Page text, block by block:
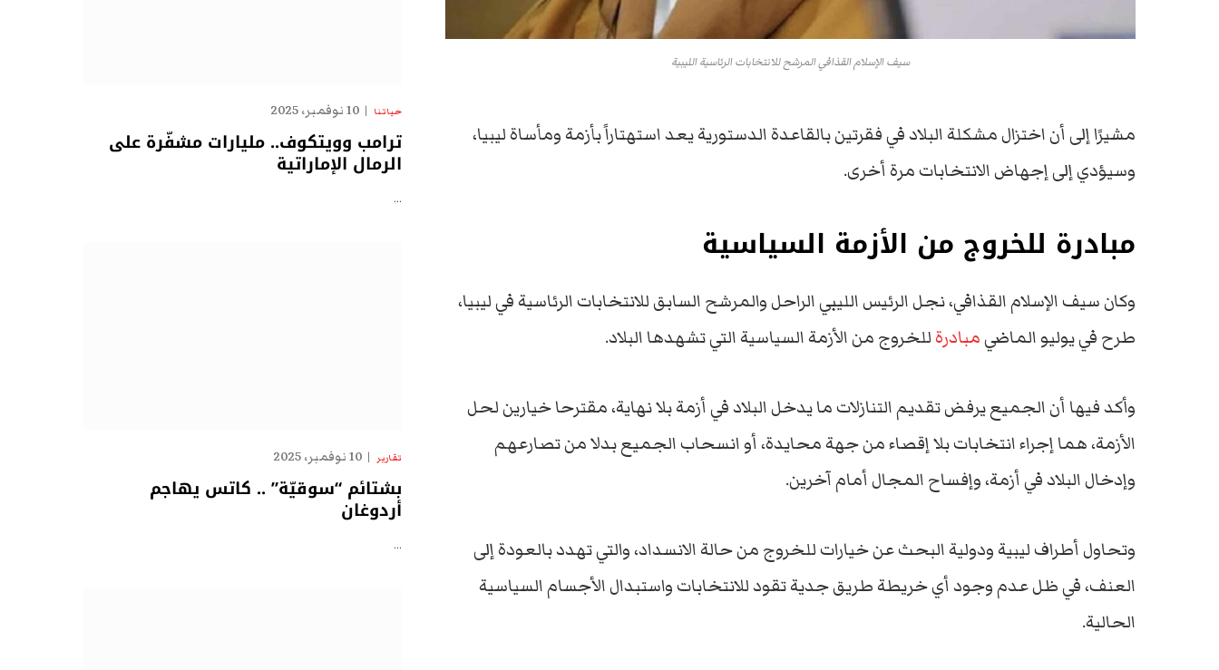
سيف الإسلام القذافي المرشح للانتخابات الرئاسية الليبية
مشيرًا إلى أن اختزال مشكلة البلاد في فقرتين بالقاعدة الدستورية يعد استهتاراً بأزمة ومأساة ليبيا،
وسيؤدي إلى إجهاض الانتخابات مرة أخرى.
مبادرة للخروج من الأزمة السياسية
وكان سيف الإسلام القذافي، نجل الرئيس الليبي الراحل والمرشح السابق للانتخابات الرئاسية في ليبيا،
طرح في يوليو الماضيمبادرةللخروج من الأزمة السياسية التي تشهدها البلاد.
وأكد فيها أن الجميع يرفض تقديم التنازلات ما يدخل البلاد في أزمة بلا نهاية، مقترحا خيارين لحل
الأزمة، هما إجراء انتخابات بلا إقصاء من جهة محايدة، أو انسحاب الجميع بدلا من تصارعهم
وإدخال البلاد في أزمة، وإفساح المجال أمام آخرين.
وتحاول أطراف ليبية ودولية البحث عن خيارات للخروج من حالة الانسداد، والتي تهدد بالعودة إلى
العنف، في ظل عدم وجود أي خريطة طريق جدية تقود للانتخابات واستبدال الأجسام السياسية
الحالية.
حياتنا 10 نوفمبر، 2025
ترامب وويتكوف.. مليارات مشفّرة على
الرمال الإماراتية
…
تقارير 10 نوفمبر، 2025
بشتائم “سوقيّة” .. كاتس يهاجم
أردوغان
…